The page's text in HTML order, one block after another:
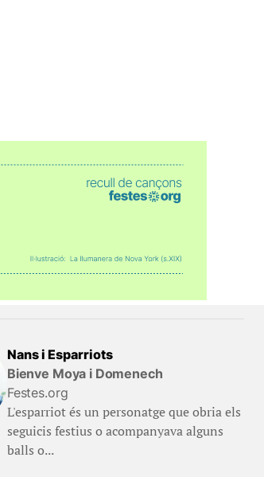
Nans i Esparriots
Bienve Moya i Domenech
Festes.org
L'esparriot és un personatge que obria els
seguicis festius o acompanyava alguns
balls o...